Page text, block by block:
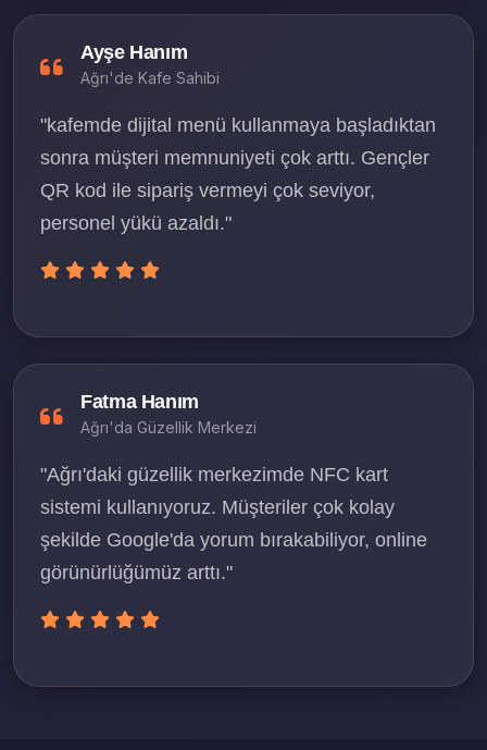
Ayşe Hanım
Ağrı'de Kafe Sahibi
"kafemde dijital menü kullanmaya başladıktan
sonra müşteri memnuniyeti çok arttı. Gençler
QR kod ile sipariş vermeyi çok seviyor,
personel yükü azaldı."
Fatma Hanım
Ağrı'da Güzellik Merkezi
"Ağrı'daki güzellik merkezimde NFC kart
sistemi kullanıyoruz. Müşteriler çok kolay
şekilde Google'da yorum bırakabiliyor, online
görünürlüğümüz arttı."